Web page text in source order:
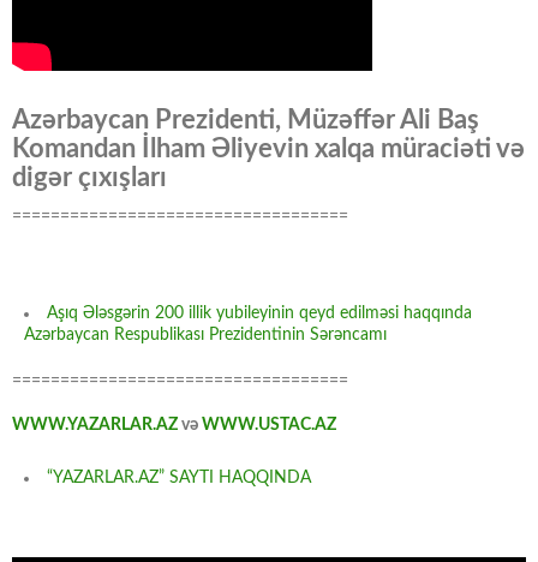
Azərbaycan Prezidenti, Müzəffər Ali Baş
Komandan İlham Əliyevin xalqa müraciəti və
digər çıxışları
===================================
Aşıq Ələsgərin 200 illik yubileyinin qeyd edilməsi haqqında
Azərbaycan Respublikası Prezidentinin Sərəncamı
===================================
WWW.YAZARLAR.AZ və WWW.USTAC.AZ
“YAZARLAR.AZ” SAYTI HAQQINDA